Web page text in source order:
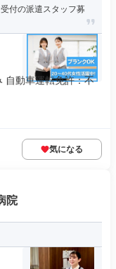
付の派遣スタッフ募
自動車運転免許：不
気になる
院